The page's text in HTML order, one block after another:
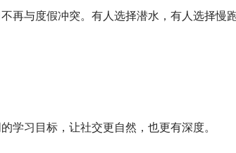
再与度假冲突。有人选择潜水，有人选择慢
学习目标，让社交更自然，也更有深度。